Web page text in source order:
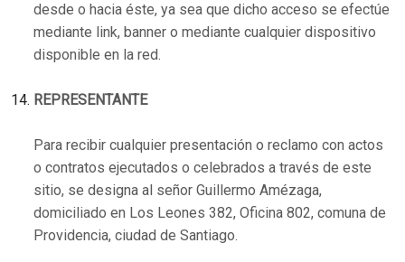
desde o hacia éste, ya sea que dicho acceso se efectúe
mediante link, banner o mediante cualquier dispositivo
disponible en la red.
REPRESENTANTE
Para recibir cualquier presentación o reclamo con actos
o contratos ejecutados o celebrados a través de este
sitio, se designa al señor Guillermo Amézaga,
domiciliado en Los Leones 382, Oficina 802, comuna de
Providencia, ciudad de Santiago.